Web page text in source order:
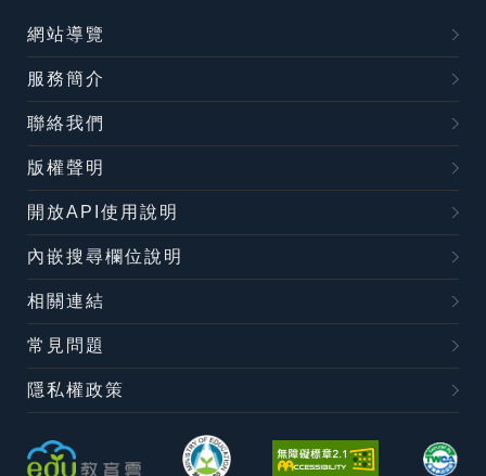
網站導覽
服務簡介
聯絡我們
版權聲明
開放API使用說明
內嵌搜尋欄位說明
相關連結
常見問題
隱私權政策